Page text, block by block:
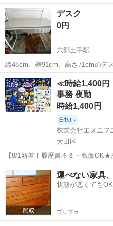
は、 少しお返事をお待たせしてし
致します🙇 ★商品説明は下にスクロールして頂くと書いてあります。
受け渡し可能日... ...
東京 大田区 大森町駅
デスク
0円
六郷土手駅
縦48cm、横91cm、高さ71cmのデ
た。
東京 大田区 六郷土手駅
≪時給1,400円
事務 夜勤
時給1,400円
日払い
株式会社エヌエフ
大田区
【8/1新着！履歴書不要・私服
スタート！】【大田市場内でのド
い可！交通費全額支給！】青果市
務 【お仕事内容】 ・トラッ...
東京 大田区 その他
運べない家具
状態が悪くても
プリフラ